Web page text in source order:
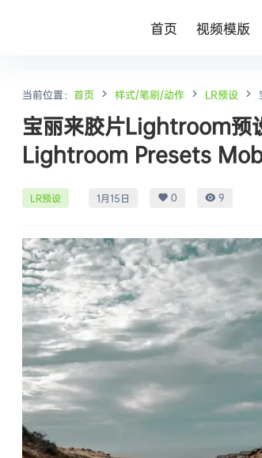
首页 视频模版
当前位置： 首页 样式/笔刷/动作 LR预设
宝丽来胶片Lightroom预
Lightroom Presets
LR预设 1月15日 0 9